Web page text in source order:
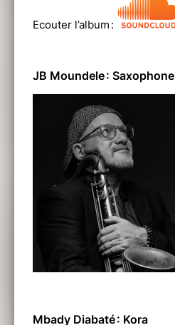
Ecouter l’album :
JB Moundele : Saxophone
Mbady Diabaté : Kora